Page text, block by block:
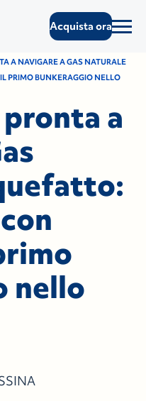
Acquista ora
A NAVIGARE A GAS NATURALE
PRIMO BUNKERAGGIO NELLO
a
nello